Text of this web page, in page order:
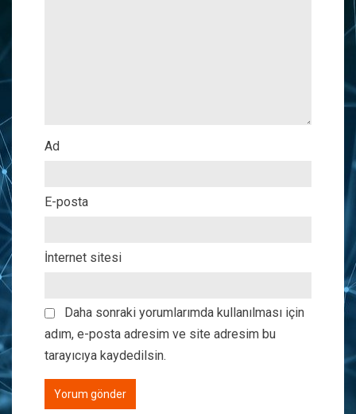
Ad
E-posta
İnternet sitesi
Daha sonraki yorumlarımda kullanılması için
adım, e-posta adresim ve site adresim bu
tarayıcıya kaydedilsin.